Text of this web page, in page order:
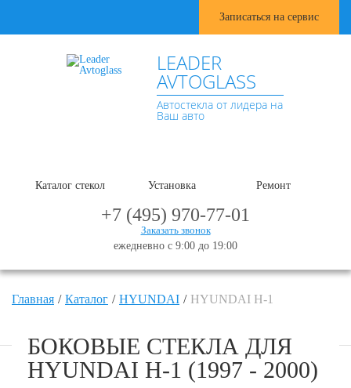
Записаться на сервис
LEADER
AVTOGLASS
Автостекла от лидера на
Ваш авто
Каталог стекол Установка Ремонт
+7 (495) 970-77-01
Заказать звонок
ежедневно с 9:00 до 19:00
Главная Каталог HYUNDAI HYUNDAI H-1
БОКОВЫЕ СТЕКЛА ДЛЯ
HYUNDAI H-1 (1997 - 2000)